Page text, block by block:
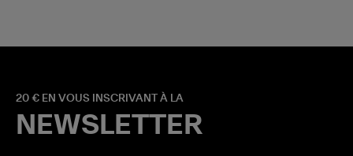
20 € EN VOUS INSCRIVANT À LA
NEWSLETTER